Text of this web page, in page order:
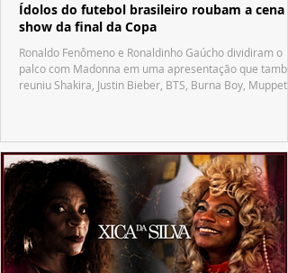
Ídolos do futebol brasileiro roubam a cena
show da final da Copa
Ronaldo Fenômeno e Ronaldinho Gaúcho dividiram o
palco com Madonna em uma apresentação que
reuniu Shakira, Justin Bieber, BTS, Burna Boy, Muppets,